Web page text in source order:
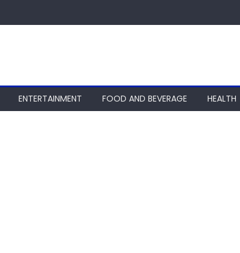
ENTERTAINMENT FOOD AND BEVERAGE HEALTH